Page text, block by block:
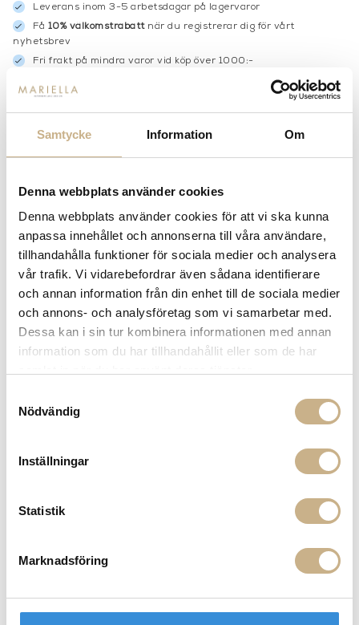
Samtycke Information Om
Denna webbplats använder cookies
Denna webbplats använder cookies för att vi ska kunna
anpassa innehållet och annonserna till våra användare,
tillhandahålla funktioner för sociala medier och analysera
vår trafik. Vi vidarebefordrar även sådana identifierare
och annan information från din enhet till de sociala medier
och annons- och analysföretag som vi samarbetar med.
Dessa kan i sin tur kombinera informationen med annan
information som du har tillhandahållit eller som de har
Nödvändig
Inställningar
Statistik
Marknadsföring
Leverans inom 3-5 arbetsdagar på lagervaror
Få 10% välkomstrabattnär du registrerar dig för vårt
nyhetsbrev
Fri frakt på mindra varor vid köp över 1000:-
Hämta i butik
FRÅGA OSS OM PRODUKTEN
BESKRIVNING
PRODUKTVARIANTER
Spegel - Nimbus Ø 60 cm